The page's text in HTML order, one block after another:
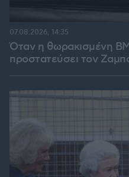
Όταν η θωρακισμένη
προστατεύσει τον
07.08.2026, 14:35